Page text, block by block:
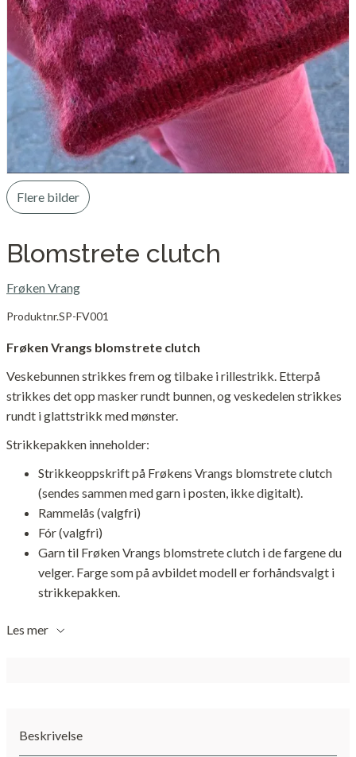
Flere bilder
Blomstrete clutch
Frøken Vrang
Produktnr.SP-FV001
Frøken Vrangs blomstrete clutch
Veskebunnen strikkes frem og tilbake i rillestrikk. Etterpå
strikkes det opp masker rundt bunnen, og veskedelen strikkes
rundt i glattstrikk med mønster.
Strikkepakken inneholder:
Strikkeoppskrift på Frøkens Vrangs blomstrete clutch
(sendes sammen med garn i posten, ikke digitalt).
Rammelås (valgfri)
Fór (valgfri)
Garn til Frøken Vrangs blomstrete clutch i de fargene du
velger. Farge som på avbildet modell er forhåndsvalgt i
strikkepakken.
Les mer
Beskrivelse